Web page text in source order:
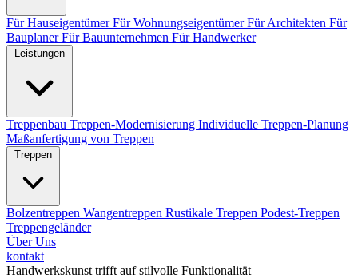
Für HauseigentümerFür WohnungseigentümerFür Architekten Für
BauplanerFür Bauunternehmen Für Handwerker
Leistungen
Treppenbau Treppen-Modernisierung Individuelle Treppen-Planung
Maßanfertigung von Treppen
Treppen
Bolzentreppen Wangentreppen Rustikale Treppen Podest-Treppen
Treppengeländer
Über Uns
kontakt
Handwerkskunst trifft auf stilvolle Funktionalität